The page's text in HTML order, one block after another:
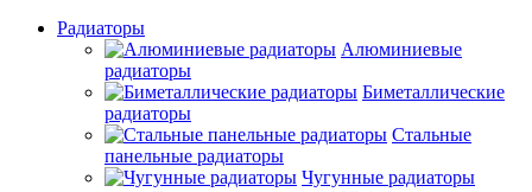
Радиаторы
Алюминиевые
радиаторы
Биметаллические
радиаторы
Стальные
панельные радиаторы
Чугунные радиаторы